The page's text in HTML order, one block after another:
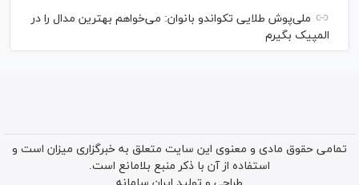
ملی‌پوش‌ طلایی تکواندو بانوان: می‌خواهم بهترین مدال را در
المپیک بگیرم
تمامی حقوق مادی و معنوی این سایت متعلق به خبرگزاری میزان است و
استفاده از آن با ذکر منبع بلامانع است.